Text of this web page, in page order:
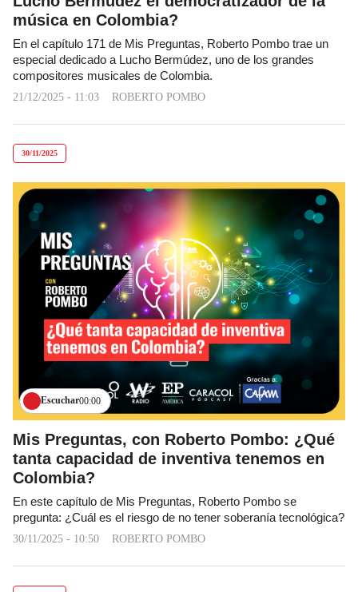
música en Colombia?
En el capítulo 171 de Mis Preguntas, Roberto Pombo trae un
especial dedicado a Lucho Bermúdez, uno de los grandes
compositores musicales de Colombia.
21/12/2025 - 11:03 ROBERTO POMBO
30/11/2025
Escuchar00:00
Mis Preguntas, con Roberto Pombo: ¿Qué
tanta capacidad de inventiva tenemos en
Colombia?
En este capítulo de Mis Preguntas, Roberto Pombo se
pregunta: ¿Cuál es el riesgo de no tener soberanía tecnológica?
30/11/2025 - 10:50 ROBERTO POMBO